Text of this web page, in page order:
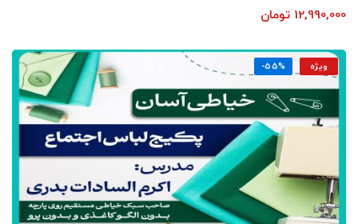
12,990,000 تومان
ویژه -55%